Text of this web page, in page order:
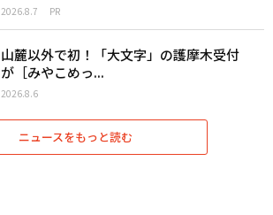
2026.8.7 PR
山麓以外で初！「大文字」の護摩木受付
が［みやこめっ...
2026.8.6
ニュースをもっと読む